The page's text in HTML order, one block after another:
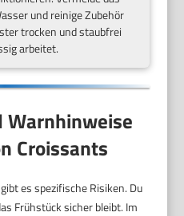
und reinige Zubehör
trocken und staubfrei
arbeitet.
Warnhinweise
Croissants
es spezifische Risiken. Du
Frühstück sicher bleibt. Im